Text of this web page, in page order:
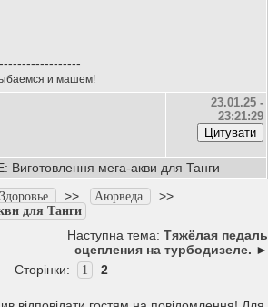
и машем!
23.01.25 -
23:21:29
Виготовлення мега-акви для Танги
Здоровье >> Аюрведа >>
для Танги
Наступна тема: Тяжёлая педаль
сцепления на турбодизеле. ►
Сторінки:
1 2